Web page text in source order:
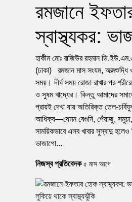
রমজানে
স্বাস্থ্যকর:
হাকীম মোঃ রাজিউর রহমান
(ঢাকা) রমজান মাস সংযম,
সময়। দীর্ঘ সময় রোজা রাখার পর
ও সুষম খাদ্যের। কিন্তু আমাদের
প্রায়ই দেখা যায় অতিরিক্ত তেল-
আধিক্য—যেমন বেগুনি, পেঁয়াজু,
সাময়িকভাবে এসব খাবার সুস্বাদু
ভাজাপো...
নিজস্ব প্রতিবেদক ৫ মাস আগে